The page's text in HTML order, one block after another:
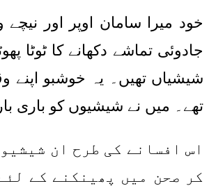
خود میرا سامان اوپر اور
جادوئی تماشے دکھانے کا ٹوٹا
شیشیاں تھیں۔ یہ خوشبو اپنے
تھے۔ میں نے شیشیوں کو باری
اس افسانے کی طرح ان
کر صحن میں پھینکنے کے